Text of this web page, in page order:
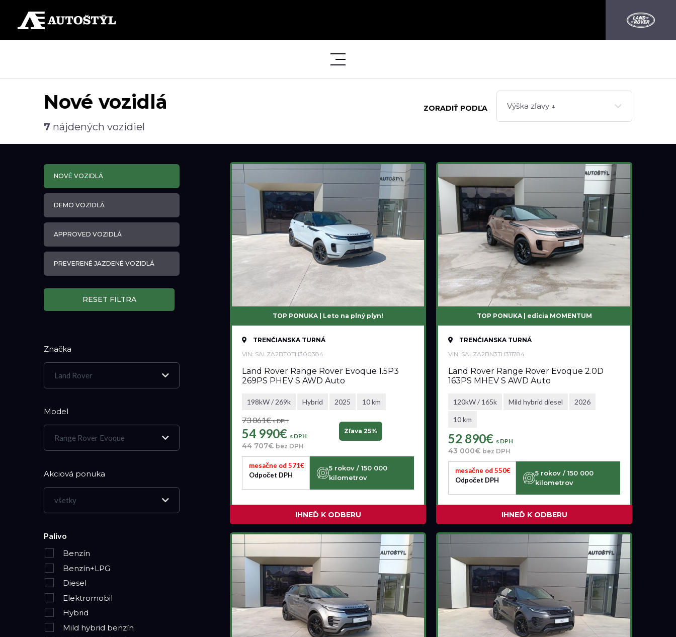
Nové vozidlá
7 nájdených vozidiel
ZORADIŤ PODĽA Výška zľavy ↓
NOVÉ VOZIDLÁ
DEMO VOZIDLÁ
APPROVED VOZIDLÁ
PREVERENÉ JAZDENÉ VOZIDLÁ
RESET FILTRA
Značka
Land Rover
Model
Range Rover Evoque
Akciová ponuka
všetky
Palivo
Benzín
Benzín+LPG
Diesel
Elektromobil
Hybrid
Mild hybrid benzín
TOP PONUKA | Leto na plný plyn!
TRENČIANSKA TURNÁ
VIN: SALZA2BT0TH300384
Land Rover Range Rover Evoque 1.5P3
269PS PHEV S AWD Auto
198kW / 269k Hybrid 2025 10 km
73 061€s DPH
54 990€ s DPH
44 707€ bez DPH
Zľava 25%
mesačne od 571€
Odpočet DPH
5 rokov / 150 000
kilometrov
IHNEĎ K ODBERU
TOP PONUKA | edícia MOMENTUM
TRENČIANSKA TURNÁ
VIN: SALZA2BN3TH311784
Land Rover Range Rover Evoque 2.0D
163PS MHEV S AWD Auto
120kW / 165k Mild hybrid diesel 2026
10 km
52 890€ s DPH
43 000€ bez DPH
mesačne od 550€
Odpočet DPH
5 rokov / 150 000
kilometrov
IHNEĎ K ODBERU